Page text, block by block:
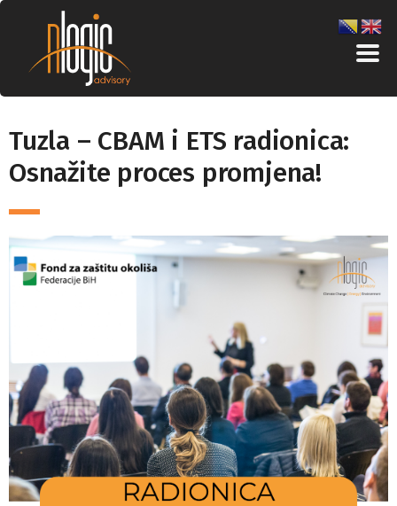
Tuzla – CBAM i ETS radionica:
Osnažite proces promjena!